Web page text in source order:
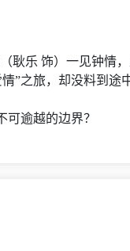
耿乐 饰）一见钟情
”之旅，却没料到途
逾越的边界？